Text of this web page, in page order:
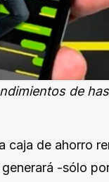
de
caja de ahorro
-sólo